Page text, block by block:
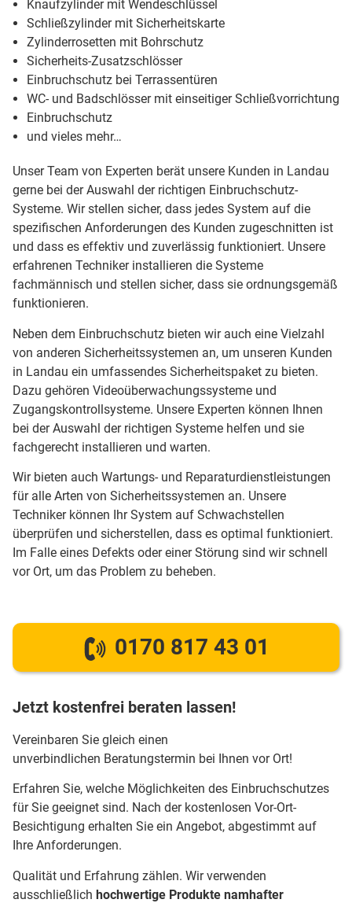
Knaufzylinder mit Wendeschlüssel
Schließzylinder mit Sicherheitskarte
Zylinderrosetten mit Bohrschutz
Sicherheits-Zusatzschlösser
Einbruchschutz bei Terrassentüren
WC- und Badschlösser mit einseitiger Schließvorrichtung
Einbruchschutz
und vieles mehr…
Unser Team von Experten berät unsere Kunden in Landau
gerne bei der Auswahl der richtigen Einbruchschutz-
Systeme. Wir stellen sicher, dass jedes System auf die
spezifischen Anforderungen des Kunden zugeschnitten ist
und dass es effektiv und zuverlässig funktioniert. Unsere
erfahrenen Techniker installieren die Systeme
fachmännisch und stellen sicher, dass sie ordnungsgemäß
funktionieren.
Neben dem Einbruchschutz bieten wir auch eine Vielzahl
von anderen Sicherheitssystemen an, um unseren Kunden
in Landau ein umfassendes Sicherheitspaket zu bieten.
Dazu gehören Videoüberwachungssysteme und
Zugangskontrollsysteme. Unsere Experten können Ihnen
bei der Auswahl der richtigen Systeme helfen und sie
fachgerecht installieren und warten.
Wir bieten auch Wartungs- und Reparaturdienstleistungen
für alle Arten von Sicherheitssystemen an. Unsere
Techniker können Ihr System auf Schwachstellen
überprüfen und sicherstellen, dass es optimal funktioniert.
Im Falle eines Defekts oder einer Störung sind wir schnell
vor Ort, um das Problem zu beheben.
0170 817 43 01
Jetzt kostenfrei beraten lassen!
Vereinbaren Sie gleich einen
unverbindlichen Beratungstermin bei Ihnen vor Ort!
Erfahren Sie, welche Möglichkeiten des Einbruchschutzes
für Sie geeignet sind. Nach der kostenlosen Vor-Ort-
Besichtigung erhalten Sie ein Angebot, abgestimmt auf
Ihre Anforderungen.
Qualität und Erfahrung zählen. Wir verwenden
ausschließlich hochwertige Produkte namhafter